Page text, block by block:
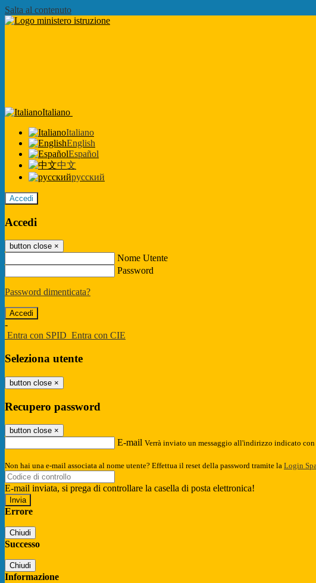
Salta al contenuto
Italiano
Italiano
English
Español
中文
русский
Accedi
Accedi
button close ×
Nome Utente
Password
Password dimenticata?
-
Entra con SPID Entra con CIE
Seleziona utente
button close ×
Recupero password
button close ×
E-mail Verrà inviato un messaggio all'indirizzo indicato
Non hai una e-mail associata al nome utente? Effettua il reset della password tramite la Login
E-mail inviata, si prega di controllare la casella di posta elettronica!
Errore
Chiudi
Successo
Chiudi
Informazione